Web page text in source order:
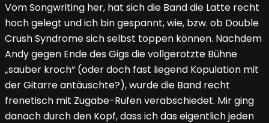
Vom Songwriting her, hat sich die Band die Latte recht
hoch gelegt und ich bin gespannt, wie, bzw. ob Double
Crush Syndrome sich selbst toppen können. Nachdem
Andy gegen Ende des Gigs die vollgerotzte Bühne
„sauber kroch“ (oder doch fast liegend Kopulation mit
der Gitarre antäuschte?), wurde die Band recht
frenetisch mit Zugabe-Rufen verabschiedet. Mir ging
danach durch den Kopf, dass ich das eigentlich jeden